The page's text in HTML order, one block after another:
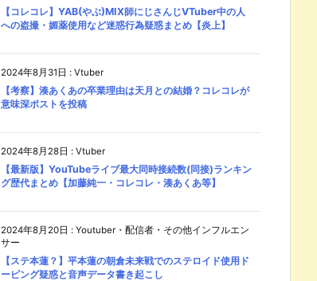
【コレコレ】YAB(やぶ)MIX師にじさんじVTuber中の人
への盗撮・媚薬使用など迷惑行為疑惑まとめ【炎上】
2024年8月31日 : Vtuber
【考察】湊あくあの卒業理由は天月との結婚？コレコレが
意味深ポストを投稿
2024年8月28日 : Vtuber
【最新版】YouTubeライブ最大同時接続数(同接)ランキン
グ歴代まとめ【加藤純一・コレコレ・湊あくあ等】
2024年8月20日 : Youtuber・配信者・その他インフルエン
サー
【ステ本蓮？】平本蓮の朝倉未来戦でのステロイド使用ド
ーピング疑惑と音声データ書き起こし